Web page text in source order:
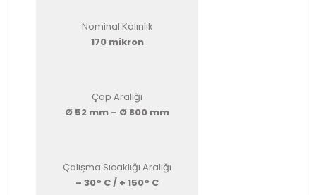
Nominal Kalınlık
170 mikron
Çap Aralığı
Ø 52 mm – Ø 800 mm
Çalışma Sıcaklığı Aralığı
– 30° C / + 150° C